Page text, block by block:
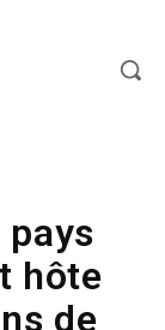
pays
hôte
de